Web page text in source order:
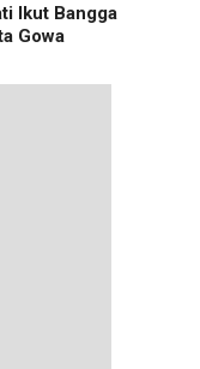
Ikut Bangga
Gowa